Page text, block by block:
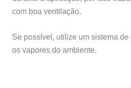
com boa ventilação.
Se possível, utilize um sistema
os vapores do ambiente.